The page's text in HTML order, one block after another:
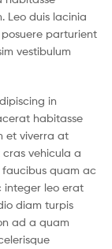
Leo duis lacinia
parturient
vestibulum
in
habitasse
et viverra at
cras vehicula a
quam ac
integer leo erat
diam turpis
ad a quam